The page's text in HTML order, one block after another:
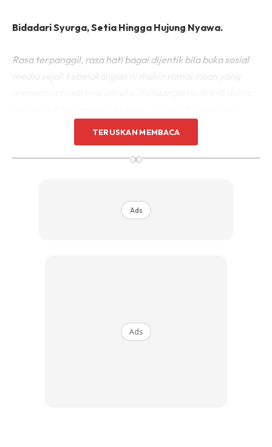
Bidadari Syurga, Setia Hingga Hujung Nyawa.
Rasa terpanggil, rasa hati bagai dijentik bila buka sosial
dan tempoh ni akan terus berpanjangan selagi hayat di
TERUSKAN MEMBACA
∞
Ads
Ads